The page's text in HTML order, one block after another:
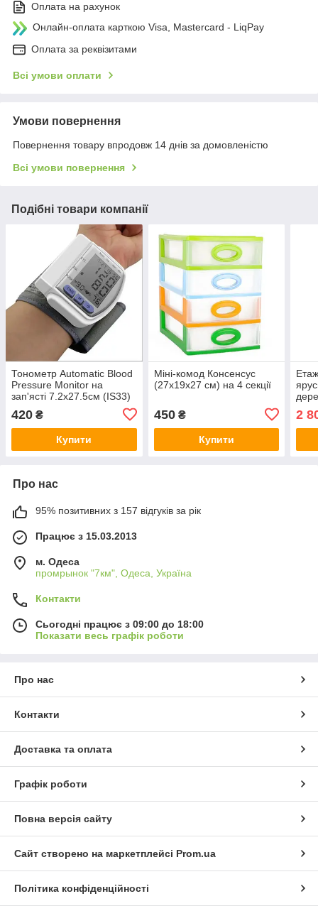
Оплата на рахунок
Онлайн-оплата карткою Visa, Mastercard - LiqPay
Оплата за реквізитами
Всі умови оплати
Умови повернення
Повернення товару впродовж 14 днів за домовленістю
Всі умови повернення
Подібні товари компанії
Тонометр Automatic Blood
Pressure Monitor на
зап'ясті 7.2х27.5см (IS33)
420 ₴
Купити
Міні-комод Консенсус
(27х19х27 см) на 4 секції
450₴
Купити
см
2
Про нас
95% позитивних з 157 відгуків за рік
Працює з 15.03.2013
м. Одеса
промрынок "7км", Одеса, Україна
Контакти
Сьогодні працює з 09:00 до 18:00
Показати весь графік роботи
Про нас
Контакти
Доставка та оплата
Графік роботи
Повна версія сайту
Сайт створено на маркетплейсі Prom.ua
Політика конфіденційності